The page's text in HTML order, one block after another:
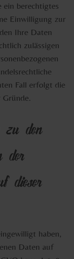
ein berechtigtes
Einwilligung zur
Ihre Daten
zulässigen
Fall erfolgt die
Gründe.
den
der
dieser
haben,
Daten auf